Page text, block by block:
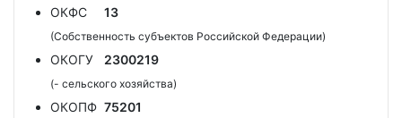
ОКФС 13
(Собственность субъектов Российской Федерации)
ОКОГУ 2300219
(- сельского хозяйства)
ОКОПФ 75201